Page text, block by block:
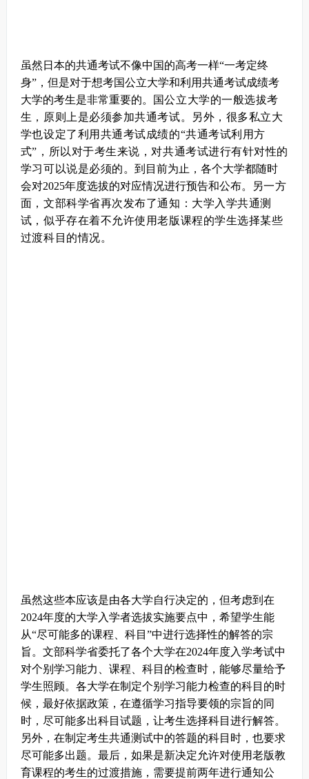
虽然日本的共通考试不像中国的高考一样“一考定终
身”，但是对于想考国公立大学和利用共通考试成绩考
大学的考生是非常重要的。
国公立大学的一般选拔考
生，原则上是必须参加共通考试。另外，很多私立大
学也设定了利用共通考试成绩的“共通考试利用方
式”，所以对于考生来说，对共通考试进行有针对性的
学习可以说是必须的。到目前为止，各个大学都随时
会对2025年度选拔的对应情况进行预告和公布。
另一方
面，文部科学省再次发布了通知：大学入学共通测
试，似乎存在着不允许使用老版课程的学生选择某些
过渡科目的情况。
虽然这些本应该是由各大学自行决定的，但考虑到在
2024年度的大学入学者选拔实施要点中，希望学生能
从“尽可能多的课程、科目”中进行选择性的解答的宗
旨。 文部科学省委托了各个大学在2024年度入学考试中
对个别学习能力、课程、科目的检查时，能够尽量给予
学生照顾。各大学在制定个别学习能力检查的科目的时
候，最好依据政策，在遵循学习指导要领的宗旨的同
时，尽可能多出科目试题，让考生选择科目进行解答。
另外，在制定考生共通测试中的答题的科目时，也要求
尽可能多出题。最后，如果是新决定允许对使用老版教
育课程的考生的过渡措施，需要提前两年进行通知公